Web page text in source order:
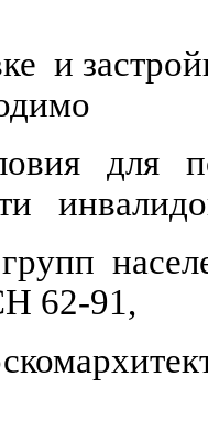
и
для
62-91,